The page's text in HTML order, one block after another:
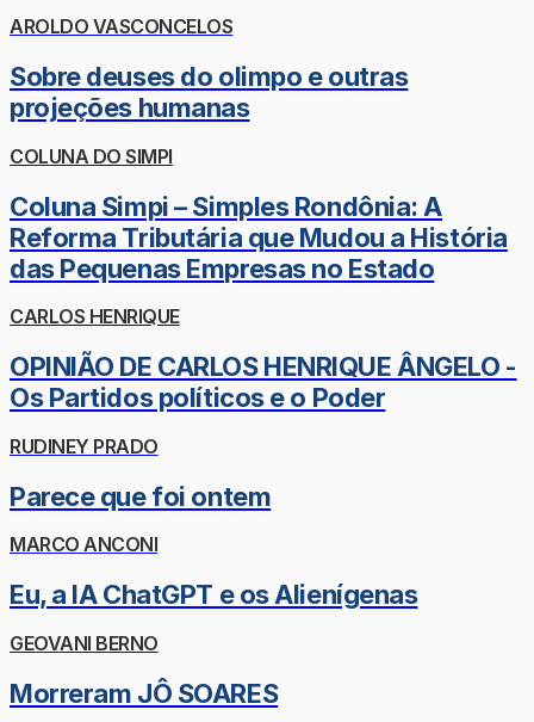
AROLDO VASCONCELOS
Sobre deuses do olimpo e outras
projeções humanas
COLUNA DO SIMPI
Coluna Simpi – Simples Rondônia: A
Reforma Tributária que Mudou a História
das Pequenas Empresas no Estado
CARLOS HENRIQUE
OPINIÃO DE CARLOS HENRIQUE ÂNGELO -
Os Partidos políticos e o Poder
RUDINEY PRADO
Parece que foi ontem
MARCO ANCONI
Eu, a IA ChatGPT e os Alienígenas
GEOVANI BERNO
Morreram JÔ SOARES